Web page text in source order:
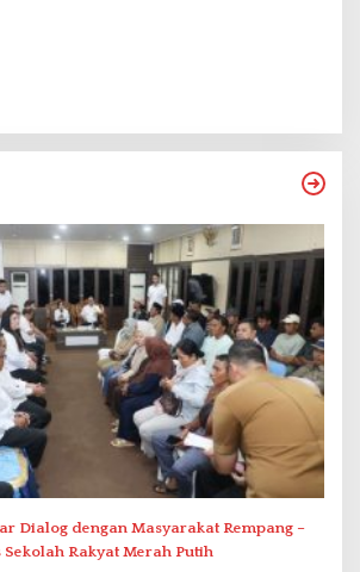
Dialog dengan Masyarakat Rempang –
Sekolah Rakyat Merah Putih